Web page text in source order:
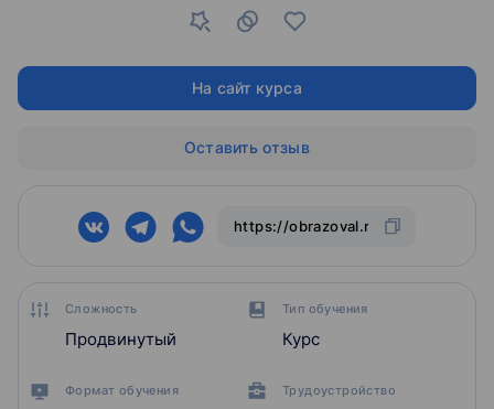
Сложность
Продвинутый
Тип обучения
Курс
Формат обучения Трудоустройство
На сайт курса
Оставить отзыв